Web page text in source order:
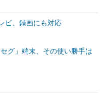
ビ、録画にも対応
グ」端末、その使い勝手は